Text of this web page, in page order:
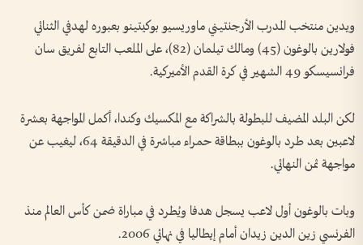
ويدين منتخب المدرب الأرجنتيني ماوريسيو بوكيتينو بعبوره لهدفي الثنائي
فولارين بالوغون (45) ومالك تيلمان (82)، على الملعب التابع لفريق سان
فرانسيسكو 49 الشهير في كرة القدم الأميركية.
لكن البلد المضيف للبطولة بالشراكة مع المكسيك وكندا، أكمل المواجهة بعشرة
لاعبين بعد طرد بالوغون ببطاقة حمراء مباشرة في الدقيقة 64، ليغيب عن
مواجهة ثمن النهائي.
وبات بالوغون أول لاعب يسجل هدفا ويُطرد في مباراة ضمن كأس العالم منذ
الفرنسي زين الدين زيدان أمام إيطاليا في نهائي 2006.